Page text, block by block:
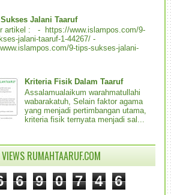
Jalani Taaruf
artikel : - https://www.islampos.com/9-
jalani-taaruf-1-44267/ -
9-tips-sukses-jalani-
Kriteria Fisik Dalam Taaruf
Assalamualaikum warahmatullahi
wabarakatuh, Selain faktor agama
yang menjadi pertimbangan utama,
kriteria fisik ternyata menjadi sal...
VIEWS RUMAHTAARUF.COM
6 9 0 7 4 6